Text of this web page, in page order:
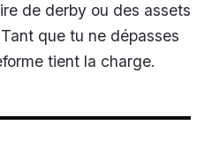
de derby ou des assets
que tu ne dépasses
tient la charge.